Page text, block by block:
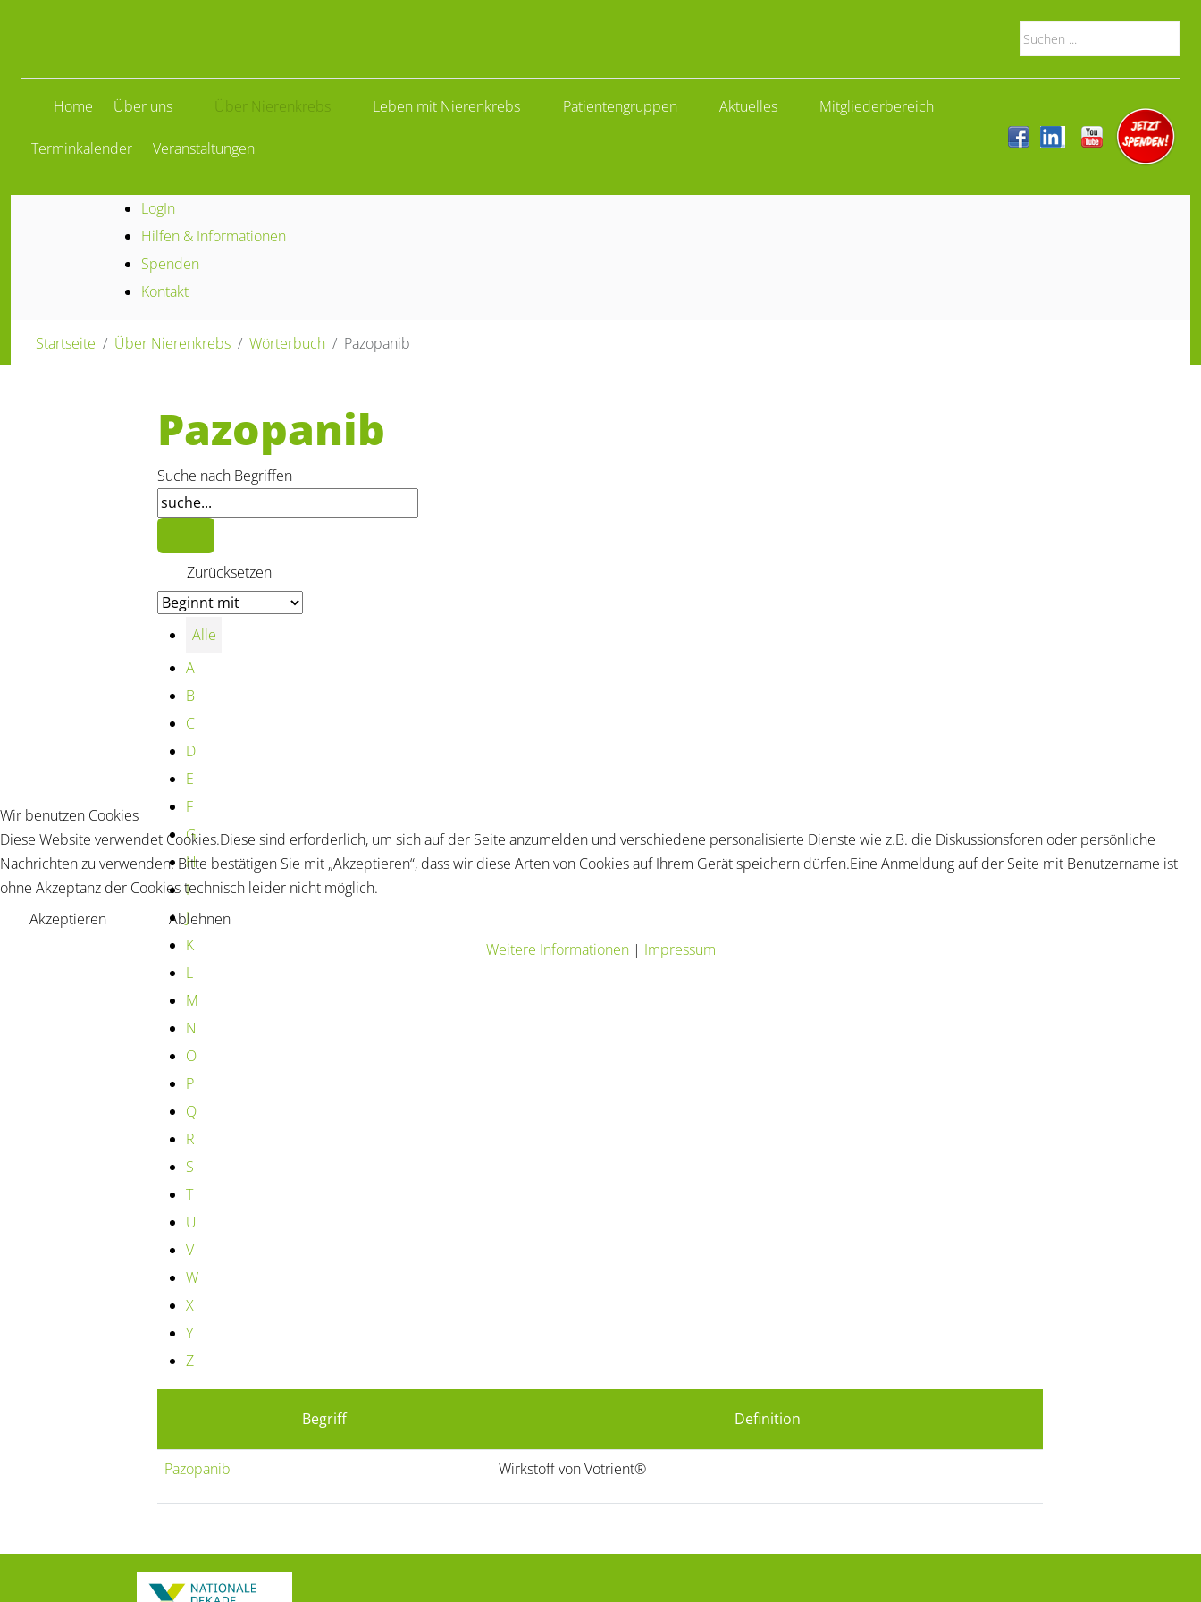
Home Über uns Über Nierenkrebs Leben mit Nierenkrebs Patientengruppen Aktuelles Mitgliederbereich
Terminkalender Veranstaltungen
LogIn
Hilfen & Informationen
Spenden
Kontakt
Startseite Über Nierenkrebs Wörterbuch Pazopanib
Pazopanib
Suche nach Begriffen
Alle
A
B
C
D
E
F
G
H
I
J
K
L
M
N
O
P
Q
R
S
T
U
V
W
X
Y
Z
Begriff Definition
Pazopanib Wirkstoff von Votrient®
Wir benutzen Cookies
Diese Website verwendet Cookies.Diese sind erforderlich, um sich auf der Seite anzumelden und verschiedene personalisierte Dienste wie z.B. die Diskussionsforen oder persönliche
Nachrichten zu verwenden. Bitte bestätigen Sie mit „Akzeptieren“, dass wir diese Arten von Cookies auf Ihrem Gerät speichern dürfen.Eine Anmeldung auf der Seite mit Benutzername ist
ohne Akzeptanz der Cookies technisch leider nicht möglich.
Akzeptieren
Ablehnen
Weitere Informationen| Impressum